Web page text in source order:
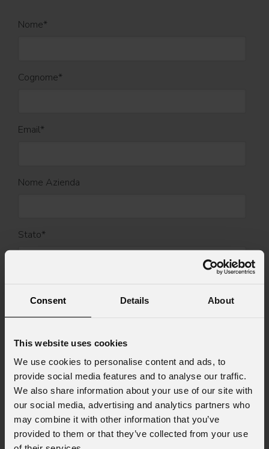
Consent Details About
This website uses cookies
We use cookies to personalise content and ads, to
provide social media features and to analyse our traffic.
We also share information about your use of our site with
our social media, advertising and analytics partners who
may combine it with other information that you’ve
provided to them or that they’ve collected from your use
Nome*
Cognome*
Email*
Nome Azienda
Stato*
Messaggio
Consenso al marketing
Acconsento al trattamento dei dati per
ricevere informazioni commerciali e iniziative di